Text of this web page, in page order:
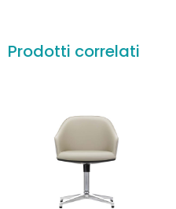
Prodotti correlati